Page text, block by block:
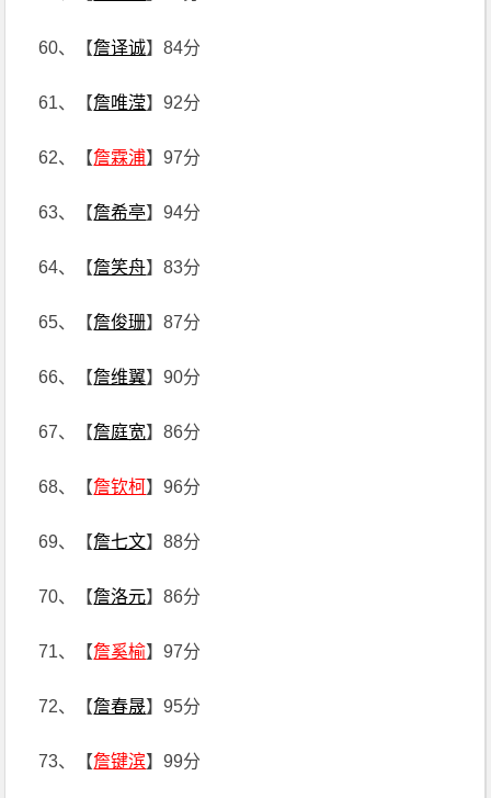
60、【詹译诚】84分
61、【詹唯滢】92分
62、【詹霖浦】97分
63、【詹希亭】94分
64、【詹笑舟】83分
65、【詹俊珊】87分
66、【詹维翼】90分
67、【詹庭宽】86分
68、【詹钦柯】96分
69、【詹七文】88分
70、【詹洛元】86分
71、【詹奚榆】97分
72、【詹春晟】95分
73、【詹键滨】99分